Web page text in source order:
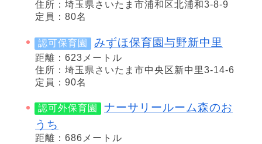
住所：埼玉県さいたま市浦和区北浦和3-8-9
定員：80名
認可保育園 みずほ保育園与野新中里
距離：623メートル
住所：埼玉県さいたま市中央区新中里3-14-6
定員：90名
認可外保育園
ナーサリールーム森のお
うち
距離：686メートル